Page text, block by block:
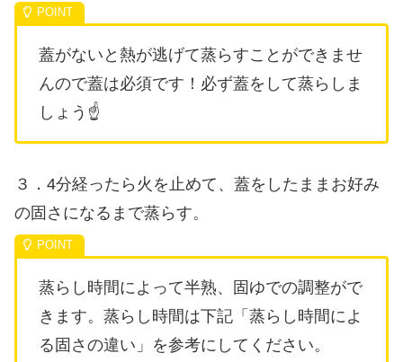
蓋がないと熱が逃げて蒸らすことができませ
んので蓋は必須です！必ず蓋をして蒸らしま
しょう☝
３．4分経ったら火を止めて、蓋をしたままお好み
の固さになるまで蒸らす。
蒸らし時間によって半熟、固ゆでの調整がで
きます。蒸らし時間は下記「蒸らし時間によ
る固さの違い」を参考にしてください。